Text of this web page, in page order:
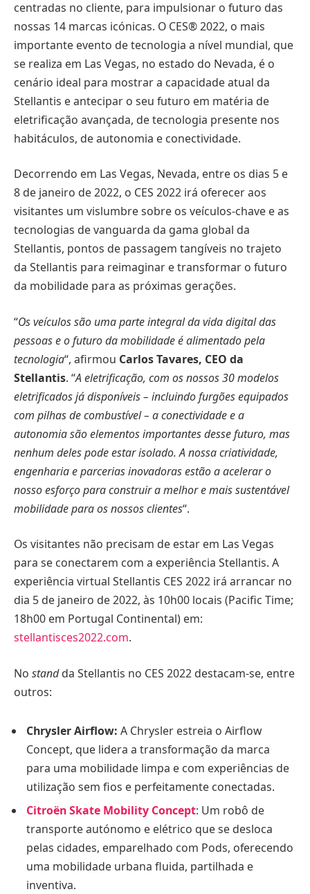
centradas no cliente, para impulsionar o futuro das
nossas 14 marcas icónicas. O CES® 2022, o mais
importante evento de tecnologia a nível mundial, que
se realiza em Las Vegas, no estado do Nevada, é o
cenário ideal para mostrar a capacidade atual da
Stellantis e antecipar o seu futuro em matéria de
eletrificação avançada, de tecnologia presente nos
habitáculos, de autonomia e conectividade.
Decorrendo em Las Vegas, Nevada, entre os dias 5 e
8 de janeiro de 2022, o CES 2022 irá oferecer aos
visitantes um vislumbre sobre os veículos-chave e as
tecnologias de vanguarda da gama global da
Stellantis, pontos de passagem tangíveis no trajeto
da Stellantis para reimaginar e transformar o futuro
da mobilidade para as próximas gerações.
“Os veículos são uma parte integral da vida digital das
pessoas e o futuro da mobilidade é alimentado pela
tecnologia“, afirmou Carlos Tavares, CEO da
Stellantis. “A eletrificação, com os nossos 30 modelos
eletrificados já disponíveis – incluindo furgões equipados
com pilhas de combustível – a conectividade e a
autonomia são elementos importantes desse futuro, mas
nenhum deles pode estar isolado. A nossa criatividade,
engenharia e parcerias inovadoras estão a acelerar o
nosso esforço para construir a melhor e mais sustentável
mobilidade para os nossos clientes“.
Os visitantes não precisam de estar em Las Vegas
para se conectarem com a experiência Stellantis. A
experiência virtual Stellantis CES 2022 irá arrancar no
dia 5 de janeiro de 2022, às 10h00 locais (Pacific Time;
18h00 em Portugal Continental) em:
stellantisces2022.com.
No standda Stellantis no CES 2022 destacam-se, entre
outros:
Chrysler Airflow: A Chrysler estreia o Airflow
Concept, que lidera a transformação da marca
para uma mobilidade limpa e com experiências de
utilização sem fios e perfeitamente conectadas.
Citroën Skate Mobility Concept: Um robô de
transporte autónomo e elétrico que se desloca
pelas cidades, emparelhado com Pods, oferecendo
uma mobilidade urbana fluida, partilhada e
inventiva.